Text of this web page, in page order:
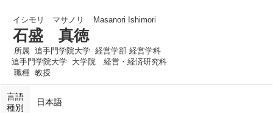
イシモリ マサノリ Masanori Ishimori
石盛 真徳
所属 追手門学院大学 経営学部 経営学科
追手門学院大学 大学院 経営・経済研究科
職種 教授
言語
種別
日本語